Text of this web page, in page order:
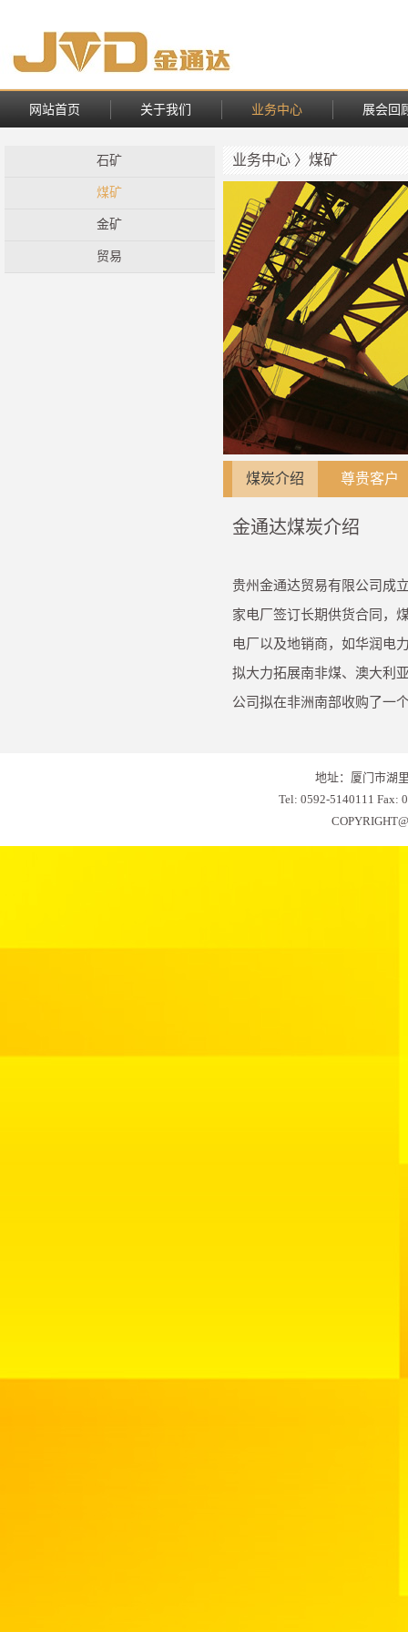
网站首页 关于我们 业务中心 展会回
石矿
煤矿
金矿
贸易
业务中心 〉煤矿
煤炭介绍 尊贵客户
金通达煤炭介绍
贵州金通达贸易有限公司成
家电厂签订长期供货合同，
电厂以及地销商，如华润电
拟大力拓展南非煤、澳大利
公司拟在非洲南部收购了一
地址：厦门市湖
Tel: 0592-5140111 Fax: